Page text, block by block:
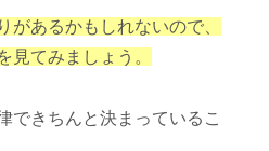
があるかもしれないので、
見てみましょう。
できちんと決まっているこ